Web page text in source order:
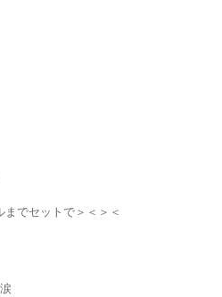
でセットで＞＜＞＜